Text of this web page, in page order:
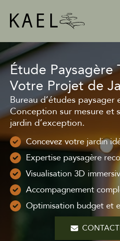
Étude Paysagère
Votre Projet de
Bureau d’études
Conception sur mesure et
jardin d’exception.
Concevez votre jardin
Expertise paysagère
Visualisation 3D
Accompagnement
Optimisation budget et